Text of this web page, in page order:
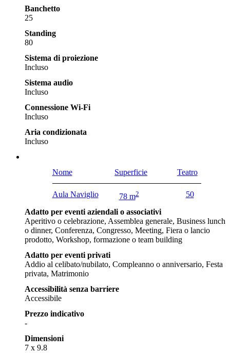
Banchetto
25
Standing
80
Sistema di proiezione
Incluso
Sistema audio
Incluso
Connessione Wi-Fi
Incluso
Aria condizionata
Incluso
Nome Superficie Teatro
Aula Naviglio 78 m2 50
Adatto per eventi aziendali o associativi
Aperitivo o celebrazione, Assemblea generale, Business lunch
o dinner, Conferenza, Congresso, Meeting, Fiera o lancio
prodotto, Workshop, formazione o team building
Adatto per eventi privati
Addio al celibato/nubilato, Compleanno o anniversario, Festa
privata, Matrimonio
Accessibilità senza barriere
Accessibile
Prezzo indicativo
-
Dimensioni
7 x 9.8